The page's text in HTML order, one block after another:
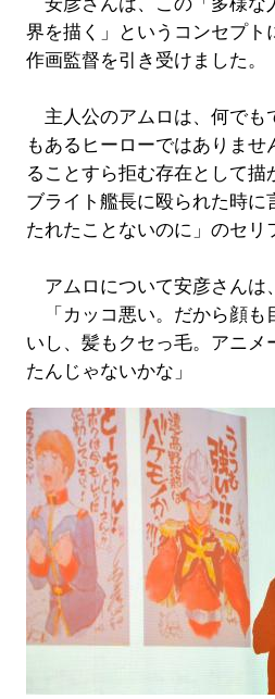
界を描く」というコンセプト
作画監督を引き受けました。
主人公のアムロは、何でも
もあるヒーローではありま
ることすら拒む存在として描
ブライト艦長に殴られた時に
たれたことないのに」のセリ
アムロについて安彦さんは
「カッコ悪い。だから顔も
いし、髪もクセっ毛。アニメ
たんじゃないかな」